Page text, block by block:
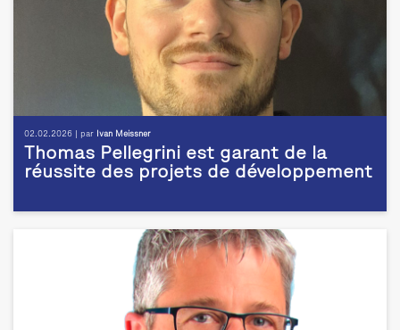
02.02.2026 | par Ivan Meissner
Thomas Pellegrini est garant de la
réussite des projets de développement